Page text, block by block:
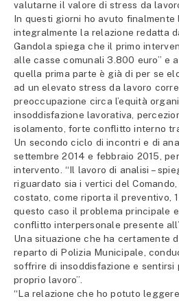
valutarne il valore di stress da
In questi giorni ho avuto
integralmente la relazione redatta
Gandola spiega che il primo
alle casse comunali 3.800 euro” e
quella prima parte è già di per se
ad un elevato stress da lavoro
preoccupazione circa l’equità
insoddisfazione lavorativa,
isolamento, forte conflitto interno
Un secondo ciclo di incontri e di
settembre 2014 e febbraio 2015,
intervento. “Il lavoro di analisi –
riguardato sia i vertici del
costato, come riporta il preventivo,
questo caso il problema principale
conflitto interpersonale presente
Una situazione che ha certamente
reparto di Polizia Municipale,
soffrire di insoddisfazione e sentirsi
proprio lavoro”.
“La relazione che ho potuto